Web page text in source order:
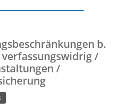
b.
/
/